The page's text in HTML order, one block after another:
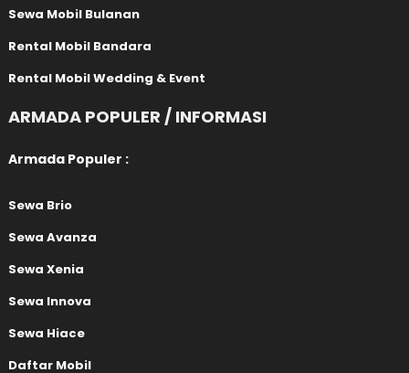
Sewa Mobil Bulanan
Rental Mobil Bandara
Rental Mobil Wedding & Event
ARMADA POPULER / INFORMASI
Armada Populer :
Sewa Brio
Sewa Avanza
Sewa Xenia
Sewa Innova
Sewa Hiace
Daftar Mobil